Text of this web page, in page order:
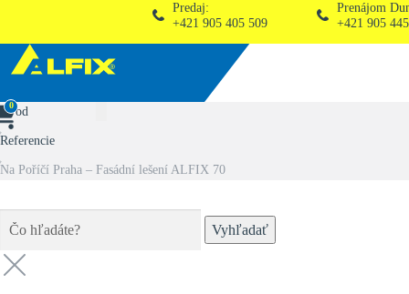
+421 905 405 509
Prenájom Dunajská
+421 905 445 132
0
Úvod
Referencie
Na Poříčí Praha – Fasádní lešení ALFIX 70
Vyhľadať